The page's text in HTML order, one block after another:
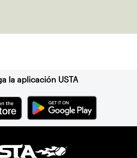
la aplicación USTA